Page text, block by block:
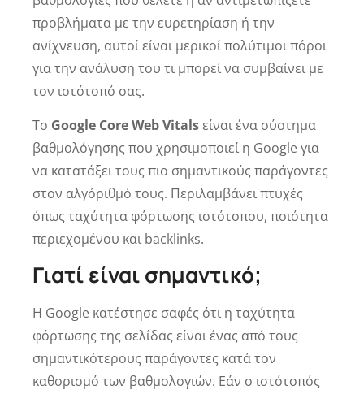
προβλήματα με την ευρετηρίαση ή την
ανίχνευση, αυτοί είναι μερικοί πολύτιμοι πόροι
για την ανάλυση του τι μπορεί να συμβαίνει με
τον ιστότοπό σας.
Το Google Core Web Vitalsείναι ένα σύστημα
βαθμολόγησης που χρησιμοποιεί η Google για
να κατατάξει τους πιο σημαντικούς παράγοντες
στον αλγόριθμό τους. Περιλαμβάνει πτυχές
όπως ταχύτητα φόρτωσης ιστότοπου, ποιότητα
περιεχομένου και backlinks.
Γιατί είναι σημαντικό;
Η Google κατέστησε σαφές ότι η ταχύτητα
φόρτωσης της σελίδας είναι ένας από τους
σημαντικότερους παράγοντες κατά τον
καθορισμό των βαθμολογιών. Εάν ο ιστότοπός